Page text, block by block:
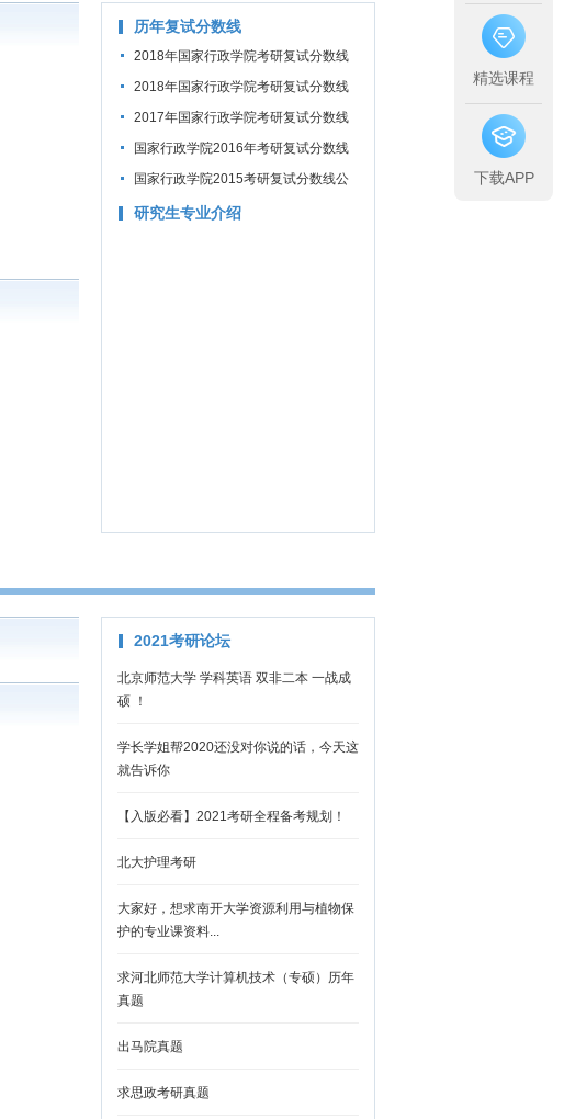
历年复试分数线
2018年国家行政学院考研复试分数线
2018年国家行政学院考研复试分数线
公布通知
2017年国家行政学院考研复试分数线
公布通知
国家行政学院2016年考研复试分数线
公布通知
国家行政学院2015考研复试分数线公
布通知
研究生专业介绍
2021考研论坛
北京师范大学 学科英语 双非二本 一战成
硕 ！
学长学姐帮2020还没对你说的话，今天这
就告诉你
【入版必看】2021考研全程备考规划！
北大护理考研
大家好，想求南开大学资源利用与植物保
护的专业课资料...
求河北师范大学计算机技术（专硕）历年
真题
出马院真题
求思政考研真题
精选课程
下载APP